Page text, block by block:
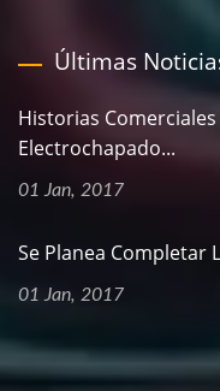
Últimas
Historias
Electrochapado...
01 Jan, 2017
Se Planea Completar
01 Jan, 2017